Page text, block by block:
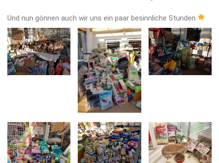
Und nun gönnen auch wir uns ein paar besinnliche Stunden.